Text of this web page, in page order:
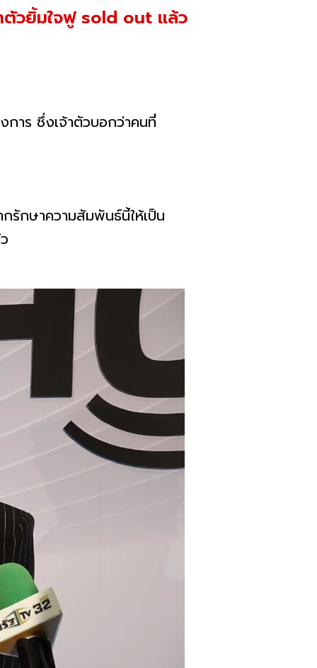
ตัวยิ้มใจฟู sold out แล้ว
าร ซึ่งเจ้าตัวบอกว่าคนที่
รักษาความสัมพันธ์นี้ให้เป็น